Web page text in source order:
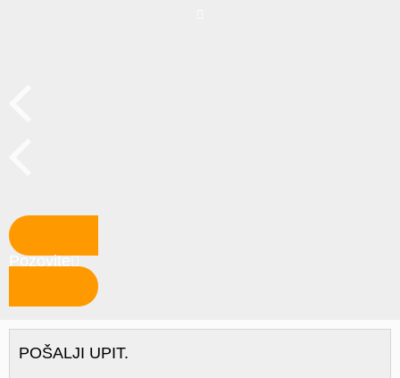
Pozovite
POŠALJI UPIT.